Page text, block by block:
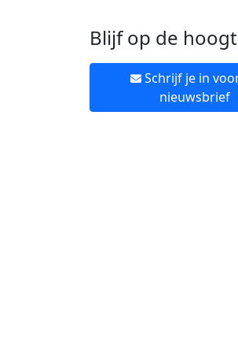
Blijf op de
Schrijf je in
nieuwsbrief